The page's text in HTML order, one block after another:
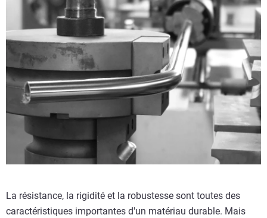
La résistance, la rigidité et la robustesse sont toutes des
caractéristiques importantes d'un matériau durable. Mais